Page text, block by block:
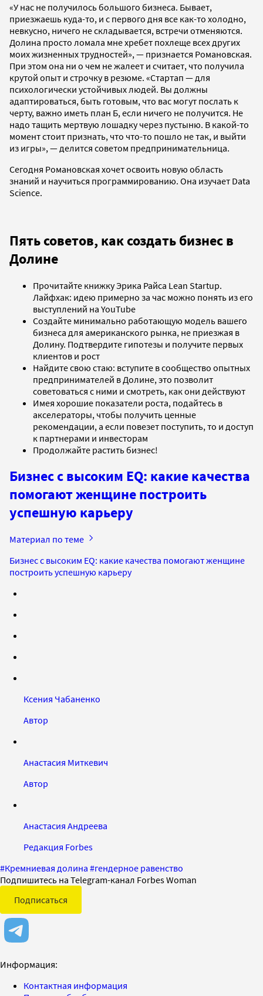
«У нас не получилось большого бизнеса. Бывает,
приезжаешь куда-то, и с первого дня все как-то холодно,
невкусно, ничего не складывается, встречи отменяются.
Долина просто ломала мне хребет похлеще всех других
моих жизненных трудностей», — признается Романовская.
При этом она ни о чем не жалеет и считает, что получила
крутой опыт и строчку в резюме. «Стартап — для
психологически устойчивых людей. Вы должны
адаптироваться, быть готовым, что вас могут послать к
черту, важно иметь план Б, если ничего не получится. Не
надо тащить мертвую лошадку через пустыню. В какой-то
момент стоит признать, что что-то пошло не так, и выйти
из игры», — делится советом предпринимательница.
Сегодня Романовская хочет освоить новую область
знаний и научиться программированию. Она изучает Data
Science.
Пять советов, как создать бизнес в
Долине
Прочитайте книжку Эрика Райса Lean Startup.
Лайфхак: идею примерно за час можно понять из его
выступлений на YouTube
Создайте минимально работающую модель вашего
бизнеса для американского рынка, не приезжая в
Долину. Подтвердите гипотезы и получите первых
клиентов и рост
Найдите свою стаю: вступите в сообщество опытных
предпринимателей в Долине, это позволит
советоваться с ними и смотреть, как они действуют
Имея хорошие показатели роста, подайтесь в
акселераторы, чтобы получить ценные
рекомендации, а если повезет поступить, то и доступ
к партнерами и инвесторам
Продолжайте растить бизнес!
Бизнес с высоким EQ: какие качества
помогают женщине построить
успешную карьеру
Материал по теме
Бизнес с высоким EQ: какие качества помогают женщине
построить успешную карьеру
Ксения Чабаненко
Автор
Анастасия Миткевич
Автор
Анастасия Андреева
Редакция Forbes
#Кремниевая долина #гендерное равенство
Подпишитесь на Telegram-канал Forbes Woman
Подписаться
Информация:
Контактная информация